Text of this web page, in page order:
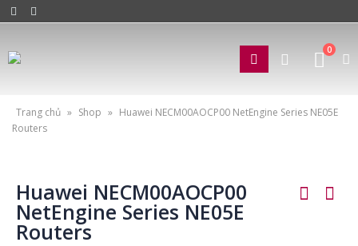
0
Trang chủ » Shop » Huawei NECM00AOCP00 NetEngine Series NE05E
Routers
Huawei NECM00AOCP00
NetEngine Series NE05E
Routers